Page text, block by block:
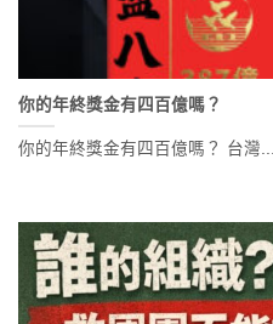
你的年終獎金有四百億嗎？
你的年終獎金有四百億嗎？ 台灣....